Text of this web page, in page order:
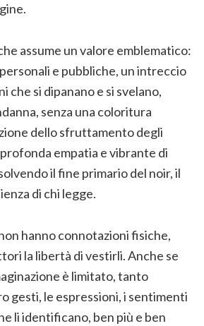
assume un valore emblematico:
e pubbliche, un intreccio
che si dipanano e si svelano,
senza una coloritura
dello sfruttamento degli
empatia e vibrante di
il fine primario del noir, il
di chi legge.
hanno connotazioni fisiche,
la libertà di vestirli. Anche se
è limitato, tanto
gesti, le espressioni, i sentimenti
li identificano, ben più e ben